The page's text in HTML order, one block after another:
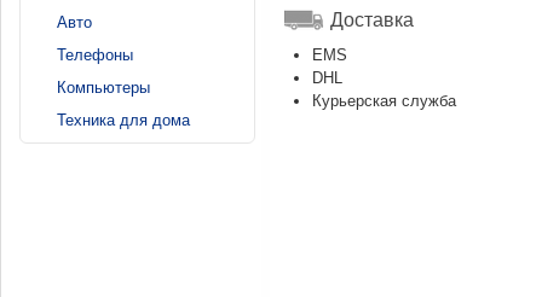
Доставка
EMS
DHL
Курьерская служба
Авто
Телефоны
Компьютеры
Техника для дома